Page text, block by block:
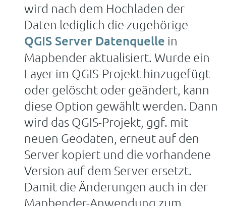
wird nach dem Hochladen der
Daten lediglich die zugehörige
QGIS Server Datenquelle in
Mapbender aktualisiert. Wurde ein
Layer im QGIS-Projekt hinzugefügt
oder gelöscht oder geändert, kann
diese Option gewählt werden. Dann
wird das QGIS-Projekt, ggf. mit
neuen Geodaten, erneut auf den
Server kopiert und die vorhandene
Version auf dem Server ersetzt.
Damit die Änderungen auch in der
Mapbender-Anwendung zum